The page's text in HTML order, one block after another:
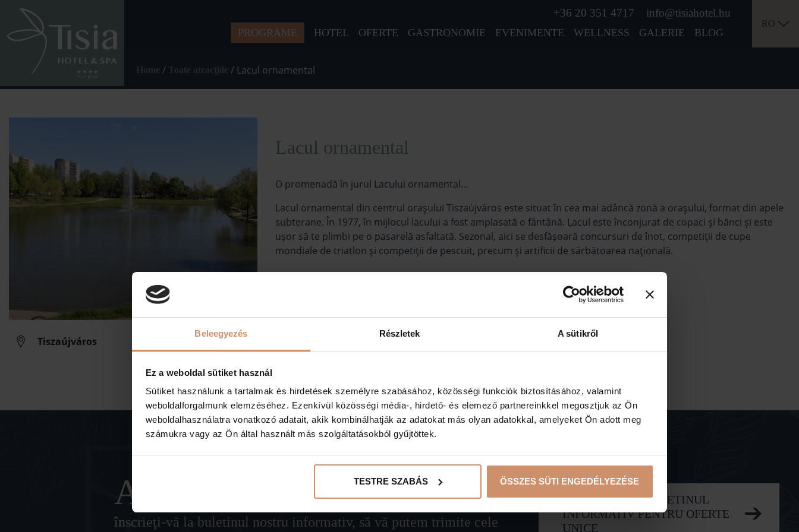
Beleegyezés Részletek A sütikről
Ez a weboldal sütiket használ
Sütiket használunk a tartalmak és hirdetések személyre szabásához, közösségi funkciók biztosításához, valamint
weboldalforgalmunk elemzéséhez. Ezenkívül közösségi média-, hirdető- és elemező partnereinkkel megosztjuk az Ön
weboldalhasználatra vonatkozó adatait, akik kombinálhatják az adatokat más olyan adatokkal, amelyeket Ön adott meg
számukra vagy az Ön által használt más szolgáltatásokból gyűjtöttek.
TESTRE SZABÁS ÖSSZES SÜTI ENGEDÉLYEZÉSE
+36 20 351 4717 info@tisiahotel.hu
PROGRAME HOTEL OFERTE GASTRONOMIE EVENIMENTE WELLNESS GALERIE BLOG
RO
/ / Lacul ornamental
Tiszaújváros
Lacul ornamental
O promenadă în jurul Lacului ornamental...
Lacul ornamental din centrul orașului Tiszaújváros este situat în cea mai adâncă zonă a orașului, format din apele
subterane. În 1977, în mijlocul lacului a fost amplasată o fântână. Lacul este înconjurat de copaci și bănci și este
ușor să te plimbi pe o pasarelă asfaltată. Sezonal, aici se desfășoară concursuri de înot, competiții de cupe
mondiale de triatlon și competiții de pescuit, precum și artificii de sărbătoarea naţională.
Abonați-vă,
înscrieţi-vă la buletinul nostru informativ, să vă putem trimite cele
ÎNSCRIERE LA BULETINUL
INFORMATIV PENTRU OFERTE
UNICE